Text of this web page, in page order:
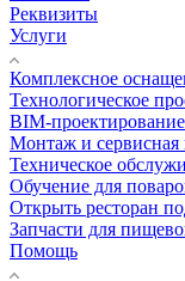
Реквизиты
Услуги
Комплексное
Технологическое
BIM-проектирование
Монтаж и сервисная
Техническое
Обучение для
Открыть ресторан
Запчасти для
Помощь